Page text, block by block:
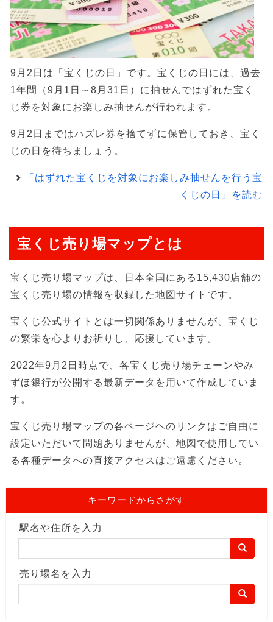
9月2日は「宝くじの日」です。宝くじの日には、過去
1年間（9月1日～8月31日）に抽せんではずれた宝く
じ券を対象にお楽しみ抽せんが行われます。
9月2日まではハズレ券を捨てずに保管しておき、宝く
じの日を待ちましょう。
「はずれた宝くじを対象にお楽しみ抽せんを行う宝
くじの日」を読む
宝くじ売り場マップとは
宝くじ売り場マップは、日本全国にある15,430店舗の
宝くじ売り場の情報を収録した地図サイトです。
宝くじ公式サイトとは一切関係ありませんが、宝くじ
の繁栄を心よりお祈りし、応援しています。
2022年9月2日時点で、各宝くじ売り場チェーンやみ
ずほ銀行が公開する最新データを用いて作成していま
す。
宝くじ売り場マップの各ページヘのリンクはご自由に
設定いただいて問題ありませんが、地図で使用してい
る各種データへの直接アクセスはご遠慮ください。
キーワードからさがす
駅名や住所を入力
売り場名を入力